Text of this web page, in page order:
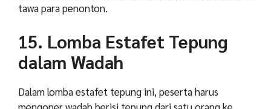
tawa para penonton.
15. Lomba Estafet Tepung
dalam Wadah
Dalam lomba estafet tepung ini, peserta harus